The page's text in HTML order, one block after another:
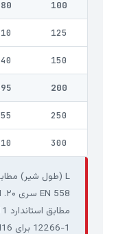
100
125
150
200
250
300